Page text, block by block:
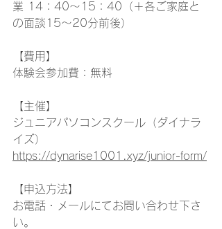
業 14：40～15：40（＋各ご家庭と
の面談15～20分前後）
【費用】
体験会参加費：無料
【主催】
ジュニアパソコンスクール（ダイナラ
イズ）
https://dynarise1001.xyz/junior-form/
【申込方法】
お電話・メールにてお問い合わせ下さ
い。